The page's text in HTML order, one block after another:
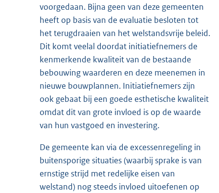
voorgedaan. Bijna geen van deze gemeenten
heeft op basis van de evaluatie besloten tot
het terugdraaien van het welstandsvrije beleid.
Dit komt veelal doordat initiatiefnemers de
kenmerkende kwaliteit van de bestaande
bebouwing waarderen en deze meenemen in
nieuwe bouwplannen. Initiatiefnemers zijn
ook gebaat bij een goede esthetische kwaliteit
omdat dit van grote invloed is op de waarde
van hun vastgoed en investering.
De gemeente kan via de excessenregeling in
buitensporige situaties (waarbij sprake is van
ernstige strijd met redelijke eisen van
welstand) nog steeds invloed uitoefenen op